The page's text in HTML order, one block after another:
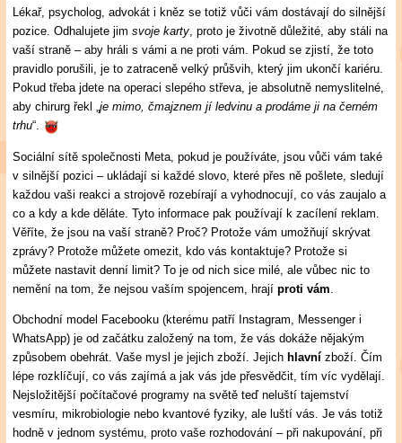
Lékař, psycholog, advokát i kněz se totiž vůči vám dostávají do silnější
pozice. Odhalujete jimsvoje karty, proto je životně důležité, aby stáli na
vaší straně – aby hráli s vámi a ne proti vám. Pokud se zjistí, že toto
pravidlo porušili, je to zatraceně velký průšvih, který jim ukončí kariéru.
Pokud třeba jdete na operaci slepého střeva, je absolutně nemyslitelné,
aby chirurg řekl „je mimo, čmajznem jí ledvinu a prodáme ji na černém
trhu“.
Sociální sítě společnosti Meta, pokud je používáte, jsou vůči vám také
v silnější pozici – ukládají si každé slovo, které přes ně pošlete, sledují
každou vaši reakci a strojově rozebírají a vyhodnocují, co vás zaujalo a
co a kdy a kde děláte. Tyto informace pak používají k zacílení reklam.
Věříte, že jsou na vaší straně? Proč? Protože vám umožňují skrývat
zprávy? Protože můžete omezit, kdo vás kontaktuje? Protože si
můžete nastavit denní limit? To je od nich sice milé, ale vůbec nic to
nemění na tom, že nejsou vaším spojencem, hrajíproti vám
Obchodní model Facebooku (kterému patří Instagram, Messenger i
WhatsApp) je od začátku založený na tom, že vás dokáže nějakým
způsobem obehrát. Vaše mysl je jejich zboží. Jejich hlavní zboží. Čím
lépe rozklíčují, co vás zajímá a jak vás jde přesvědčit, tím víc vydělají.
Nejsložitější počítačové programy na světě teď neluští tajemství
vesmíru, mikrobiologie nebo kvantové fyziky, ale luští vás. Je vás totiž
hodně v jednom systému, proto vaše rozhodování – při nakupování, při